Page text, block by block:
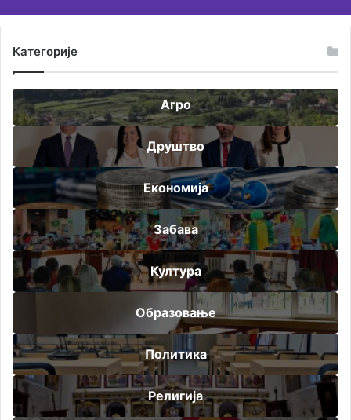
Категорије
Агро
Друштво
Економија
Забава
Култура
Образовање
Политика
Религија